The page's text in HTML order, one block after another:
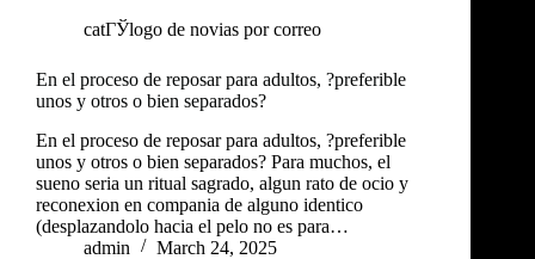
catГЎlogo de novias por correo
En el proceso de reposar para adultos, ?preferible
unos y otros o bien separados?
En el proceso de reposar para adultos, ?preferible
unos y otros o bien separados? Para muchos, el
sueno seria un ritual sagrado, algun rato de ocio y
reconexion en compania de alguno identico
(desplazandolo hacia el pelo no es para…
admin
March 24, 2025